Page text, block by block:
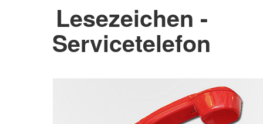
Lesezeichen -
Servicetelefon